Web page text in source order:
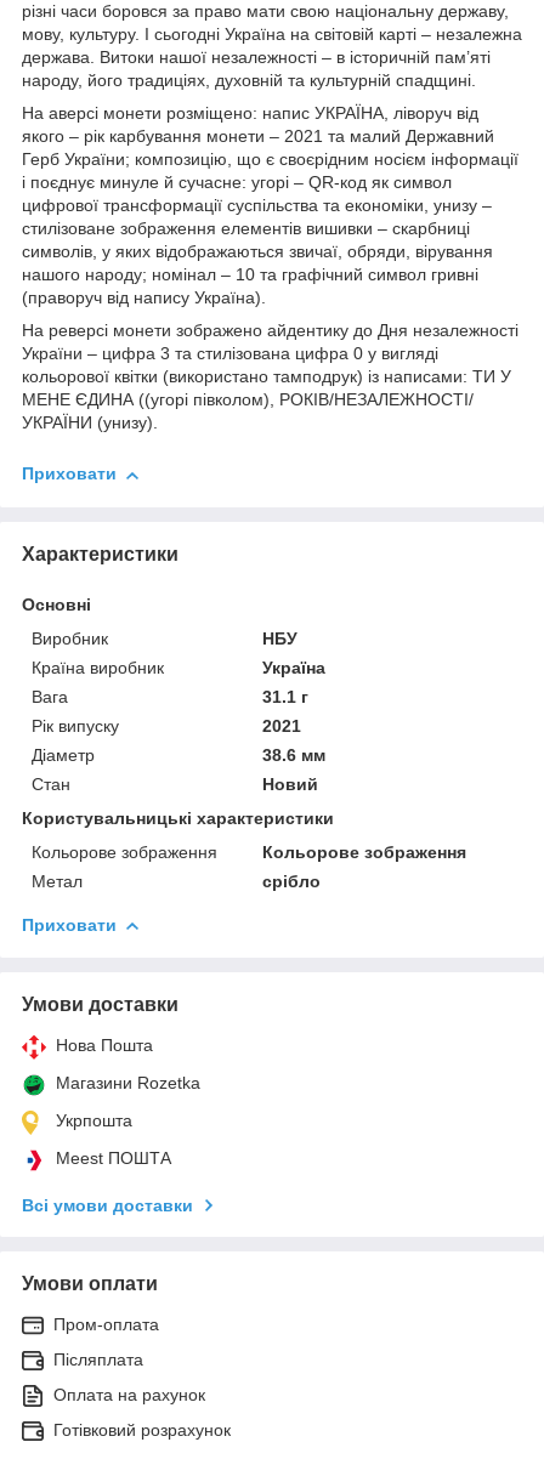
різні часи боровся за право мати свою національну державу,
мову, культуру. І сьогодні Україна на світовій карті – незалежна
держава. Витоки нашої незалежності – в історичній пам’яті
народу, його традиціях, духовній та культурній спадщині.
На аверсі монети розміщено: напис УКРАЇНА, ліворуч від
якого – рік карбування монети – 2021 та малий Державний
Герб України; композицію, що є своєрідним носієм інформації
і поєднує минуле й сучасне: угорі – QR-код як символ
цифрової трансформації суспільства та економіки, унизу –
стилізоване зображення елементів вишивки – скарбниці
символів, у яких відображаються звичаї, обряди, вірування
нашого народу; номінал – 10 та графічний символ гривні
(праворуч від напису Україна).
На реверсі монети зображено айдентику до Дня незалежності
України – цифра 3 та стилізована цифра 0 у вигляді
кольорової квітки (використано тамподрук) із написами: ТИ У
МЕНЕ ЄДИНА ((угорі півколом), РОКІВ/НЕЗАЛЕЖНОСТІ/
УКРАЇНИ (унизу).
Приховати
Характеристики
Основні
Виробник
НБУ
Країна виробник
Україна
Вага
31.1 г
Рік випуску
2021
Діаметр
38.6 мм
Стан
Новий
Користувальницькі характеристики
Кольорове зображення
Кольорове зображення
Метал
срібло
Приховати
Умови доставки
Нова Пошта
Магазини Rozetka
Укрпошта
Meest ПОШТА
Всі умови доставки
Умови оплати
Пром-оплата
Післяплата
Оплата на рахунок
Готівковий розрахунок